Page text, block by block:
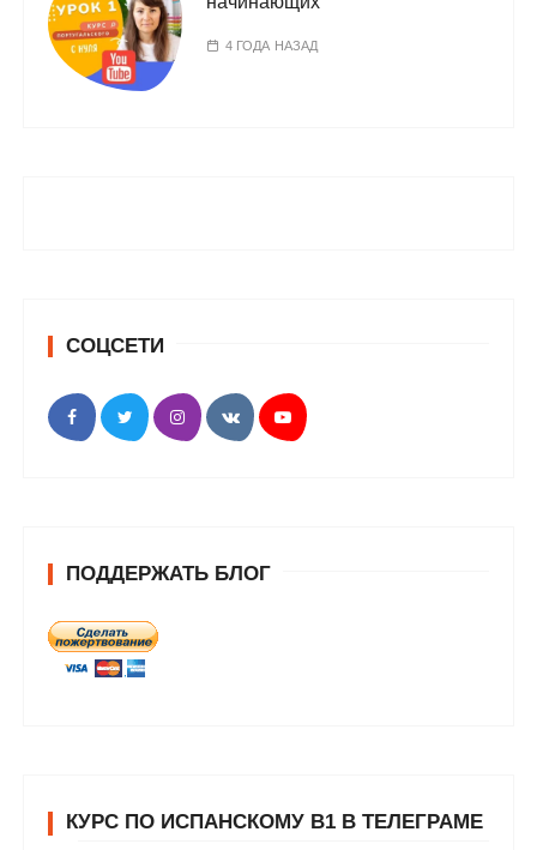
4 ГОДА НАЗАД
СОЦСЕТИ
ПОДДЕРЖАТЬ БЛОГ
КУРС ПО ИСПАНСКОМУ В1 В ТЕЛЕГРАМЕ